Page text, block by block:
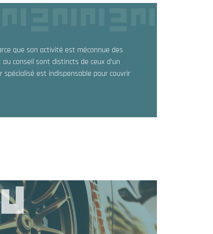
que son activité est méconnue des
conseil sont distincts de ceux d’un
est indispensable pour couvrir